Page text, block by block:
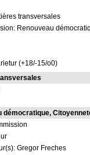
transversales
Renouveau
(+18/-15/o0)
démocratique,
Gregor Freches